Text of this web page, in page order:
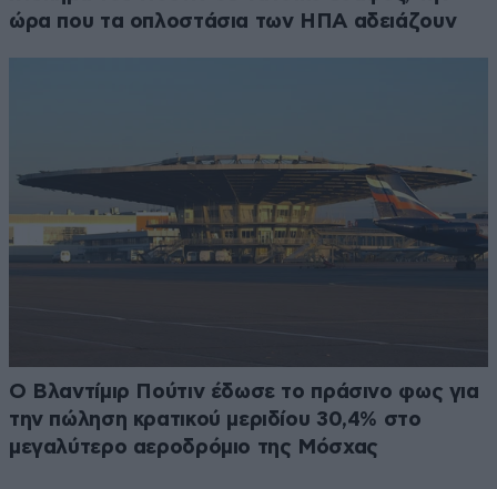
ώρα που τα οπλοστάσια των ΗΠΑ αδειάζουν
Ο Βλαντίμιρ Πούτιν έδωσε το πράσινο φως για
την πώληση κρατικού μεριδίου 30,4% στο
μεγαλύτερο αεροδρόμιο της Μόσχας